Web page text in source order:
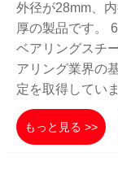
外径が28mm、
厚の製品です。
ベアリングスチ
アリング業界の
定を取得してい
もっと見る >>